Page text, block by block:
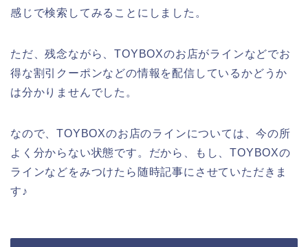
感じで検索してみることにしました。
ただ、残念ながら、TOYBOXのお店がラインなどでお
得な割引クーポンなどの情報を配信しているかどうか
は分かりませんでした。
なので、TOYBOXのお店のラインについては、今の所
よく分からない状態です。だから、もし、TOYBOXの
ラインなどをみつけたら随時記事にさせていただきま
す♪